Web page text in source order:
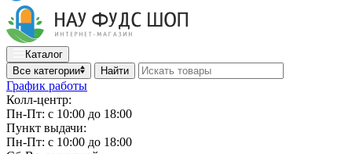
Каталог
Все категории
Найти
График работы
Колл-центр:
Пн-Пт: с 10:00 до 18:00
Пункт выдачи:
Пн-Пт: с 10:00 до 18:00